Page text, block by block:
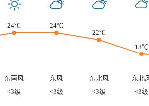
24℃
24℃
22℃
18℃
东南风 东风 东北风
东北
<3级 <3级 <3级 <3级